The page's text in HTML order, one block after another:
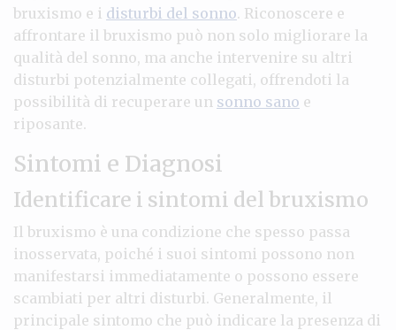
bruxismo e i disturbi del sonno. Riconoscere e
affrontare il bruxismo può non solo migliorare la
qualità del sonno, ma anche intervenire su altri
disturbi potenzialmente collegati, offrendoti la
possibilità di recuperare un sonno sano e
riposante.
Sintomi e Diagnosi
Identificare i sintomi del bruxismo
Il bruxismo è una condizione che spesso passa
inosservata, poiché i suoi sintomi possono non
manifestarsi immediatamente o possono essere
scambiati per altri disturbi. Generalmente, il
principale sintomo che può indicare la presenza di